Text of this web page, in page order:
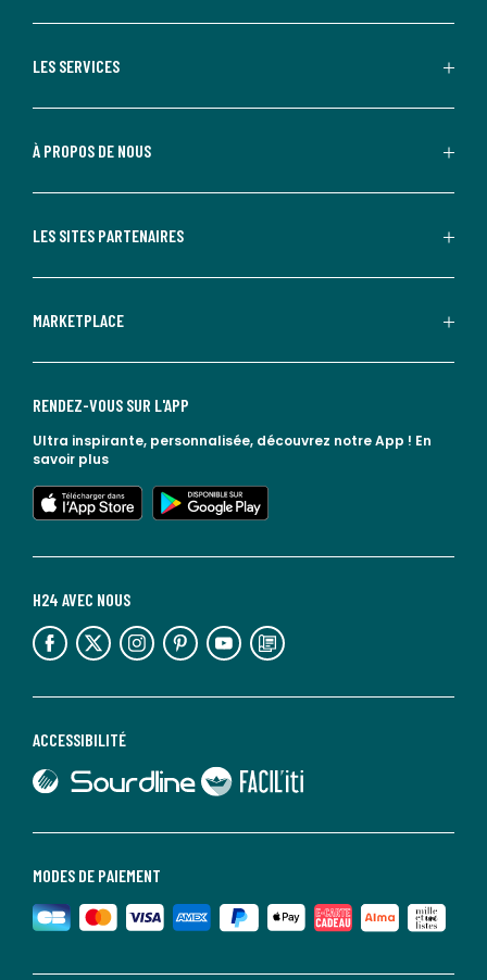
LES SERVICES
À PROPOS DE NOUS
LES SITES PARTENAIRES
MARKETPLACE
MODES DE PAIEMENT
ACCESSIBILITÉ
lien vers Sourdline
lien vers Faciliti
H24 AVEC NOUS
lien vers l'espace réseaux sociaux lien vers l'espace réseaux sociaux lien vers l'espace réseaux sociaux lien vers l'espace réseaux sociaux lien vers l'espace réseaux sociaux lien vers le blog la redoute
RENDEZ-VOUS SUR L'APP
Ultra inspirante, personnalisée, découvrez notre App ! En
savoir plus
lien vers l'app store
lien vers google play